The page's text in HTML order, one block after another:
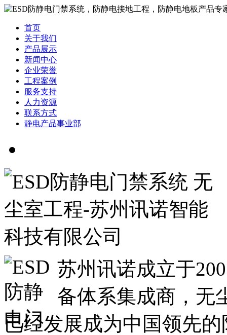
首页
关于我们
产品展示
新闻中心
企业荣誉
工程案例
服务支持
人力资源
联系方式
静电产品事业部
苏州讯诺成立于
备体系集成商，无
已经发展成为中国领先